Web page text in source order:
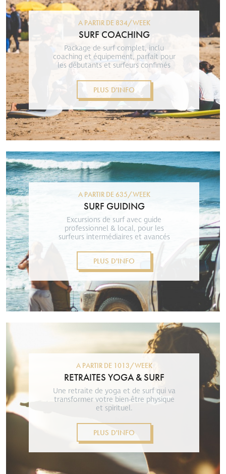
A PARTIR DE 834/WEEK
SURF COACHING
Package de surf complet, inclu
coaching et équipement, parfait pour
les débutants et surfeurs confimés
PLUS D'INFO
A PARTIR DE 635/WEEK
SURF GUIDING
Excursions de surf avec guide
professionnel & local, pour les
surfeurs intermédiaires et avancés
PLUS D'INFO
A PARTIR DE 1013/WEEK
RETRAITES YOGA & SURF
Une retraite de yoga et de surf qui va
transformer votre bien-être physique
et spirituel.
PLUS D'INFO